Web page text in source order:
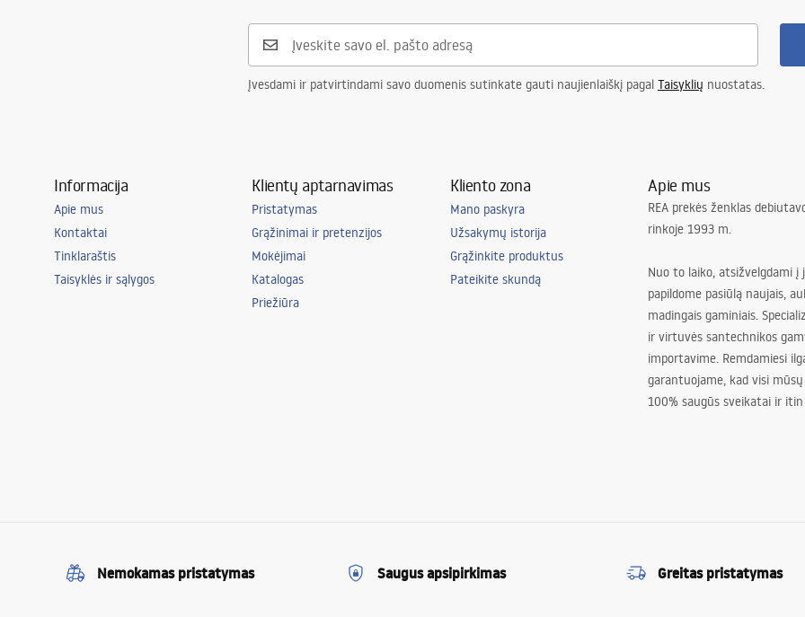
Įvesdami ir patvirtindami savo duomenis sutinkate gauti naujienlaiškį pagal Taisyklių nuostatas.
Informacija
Apie mus
Kontaktai
Tinklaraštis
Taisyklės ir sąlygos
Klientų aptarnavimas
Pristatymas
Grąžinimai ir pretenzijos
Mokėjimai
Katalogas
Priežiūra
Kliento zona
Mano paskyra
Užsakymų istorija
Grąžinkite produktus
Pateikite skundą
Apie mus
REA prekės ženklas
rinkoje 1993 m.
Nuo to laiko, atsižvelgdami į
papildome pasiūlą naujais,
madingais gaminiais.
ir virtuvės santechnikos
importavime. Remdamiesi
garantuojame, kad visi
100% saugūs sveikatai ir
Nemokamas pristatymas Saugus apsipirkimas Greitas pristatymas